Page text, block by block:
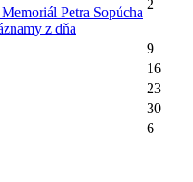
Petra Sopúcha
z dňa
2
9
16
23
30
6